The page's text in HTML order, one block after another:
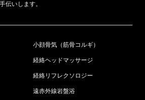
伝いします。
小顔骨気（筋骨コルギ）
経絡ヘッドマッサージ
経絡リフレクソロジー
遠赤外線岩盤浴